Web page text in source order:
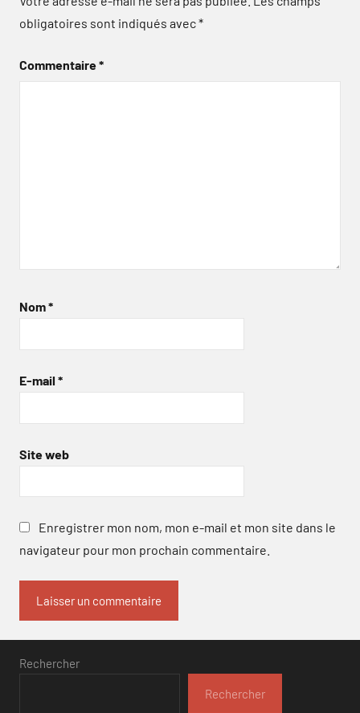
obligatoires sont indiqués avec*
Commentaire*
Nom*
E-mail *
Site web
Enregistrer mon nom, mon e-mail et mon site dans le
navigateur pour mon prochain commentaire.
Rechercher
Rechercher